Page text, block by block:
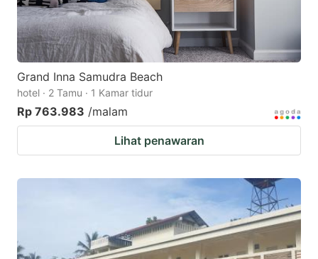
Grand Inna Samudra Beach
hotel · 2 Tamu · 1 Kamar tidur
Rp 763.983 /malam
Lihat penawaran